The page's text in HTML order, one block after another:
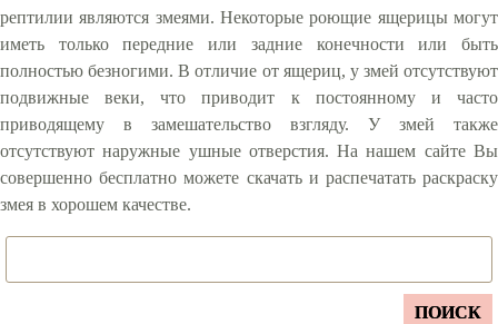
ПОИСК
рептилии являются змеями. Некоторые роющие ящерицы могут
иметь только передние или задние конечности или быть
полностью безногими. В отличие от ящериц, у змей отсутствуют
подвижные веки, что приводит к постоянному и часто
приводящему в замешательство взгляду. У змей также
отсутствуют наружные ушные отверстия. На нашем сайте Вы
совершенно бесплатно можете скачать и распечатать раскраску
змея в хорошем качестве.